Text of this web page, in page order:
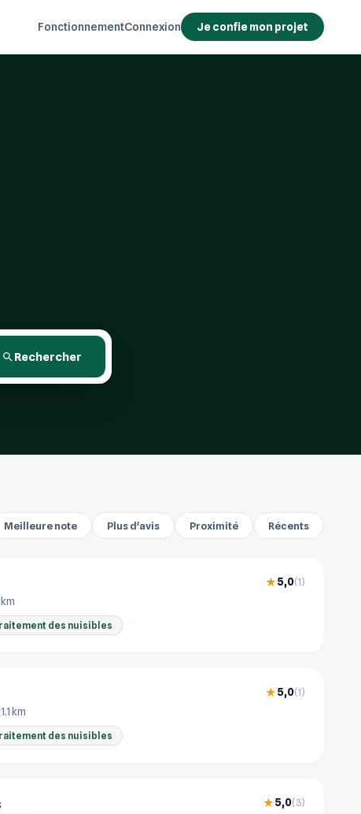
FonctionnementConnexion Je confie mon projet
Rechercher
Meilleure note Plus d'avis Proximité Récents
★5,0(1)
des nuisibles
★5,0(1)
km
des nuisibles
★5,0(3)